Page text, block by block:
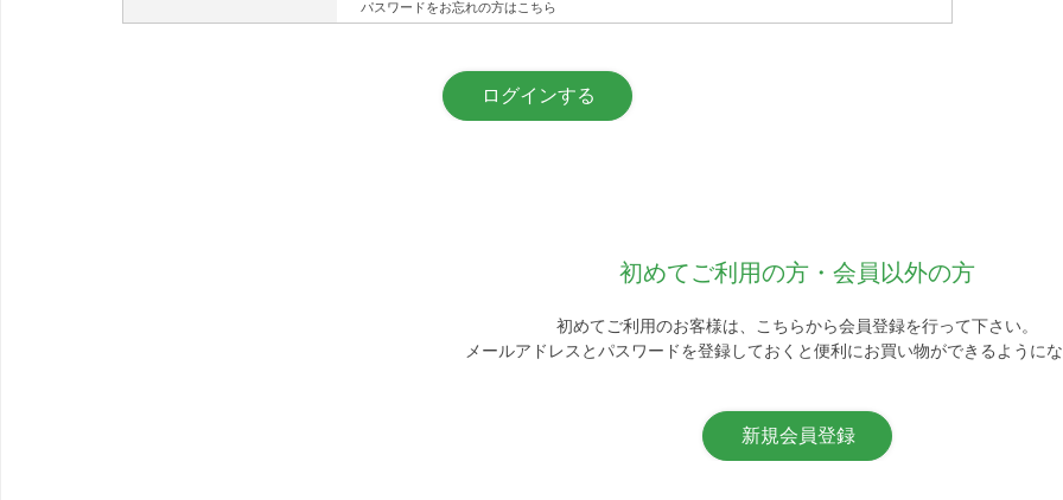
パスワードをお忘れの方はこちら
初めてご利用の方・会員以外の方
初めてご利用のお客様は、こちらから会員登録を行って下さい。
メールアドレスとパスワードを登録しておくと便利にお買い物ができるように